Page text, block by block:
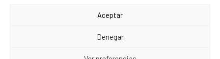
Aceptar
Denegar